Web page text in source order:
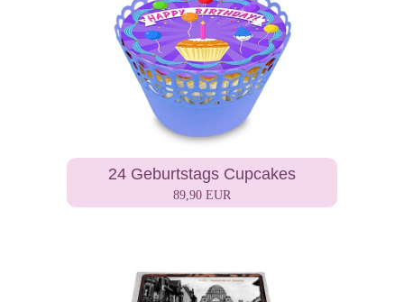
24 Geburtstags Cupcakes
89,90 EUR